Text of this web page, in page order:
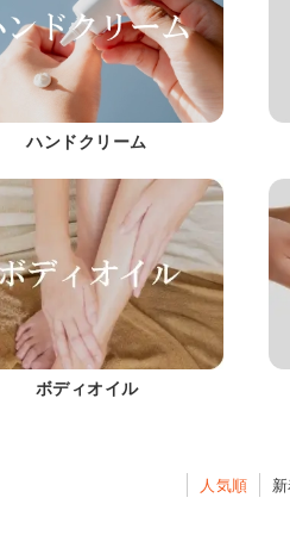
ハンドクリーム
ボディオイル
人気順